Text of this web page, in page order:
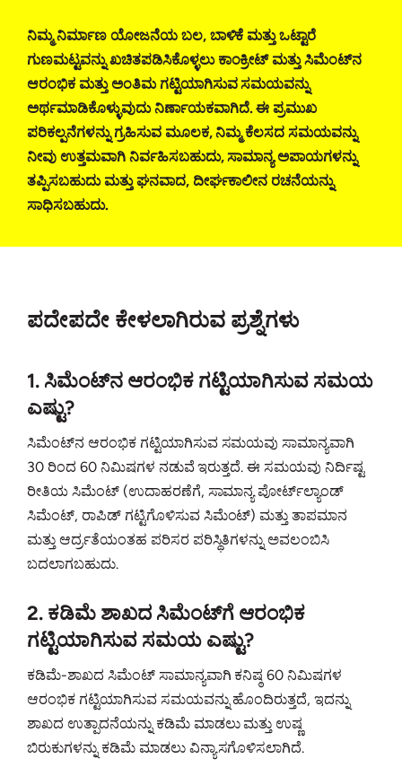
ನಿಮ್ಮ ನಿರ್ಮಾಣ ಯೋಜನೆಯ ಬಲ, ಬಾಳಿಕೆ ಮತ್ತು ಒಟ್ಟಾರೆ
ಗುಣಮಟ್ಟವನ್ನು ಖಚಿತಪಡಿಸಿಕೊಳ್ಳಲು ಕಾಂಕ್ರೀಟ್ ಮತ್ತು ಸಿಮೆಂಟ್‌ನ
ಆರಂಭಿಕ ಮತ್ತು ಅಂತಿಮ ಗಟ್ಟಿಯಾಗಿಸುವ ಸಮಯವನ್ನು
ಅರ್ಥಮಾಡಿಕೊಳ್ಳುವುದು ನಿರ್ಣಾಯಕವಾಗಿದೆ. ಈ ಪ್ರಮುಖ
ಪರಿಕಲ್ಪನೆಗಳನ್ನು ಗ್ರಹಿಸುವ ಮೂಲಕ, ನಿಮ್ಮ ಕೆಲಸದ ಸಮಯವನ್ನು
ನೀವು ಉತ್ತಮವಾಗಿ ನಿರ್ವಹಿಸಬಹುದು, ಸಾಮಾನ್ಯ ಅಪಾಯಗಳನ್ನು
ತಪ್ಪಿಸಬಹುದು ಮತ್ತು ಘನವಾದ, ದೀರ್ಘಕಾಲೀನ ರಚನೆಯನ್ನು
ಸಾಧಿಸಬಹುದು.
ಪದೇಪದೇ ಕೇಳಲಾಗಿರುವ ಪ್ರಶ್ನೆಗಳು
1. ಸಿಮೆಂಟ್‌ನ ಆರಂಭಿಕ ಗಟ್ಟಿಯಾಗಿಸುವ ಸಮಯ
ಎಷ್ಟು?
ಸಿಮೆಂಟ್‌ನ ಆರಂಭಿಕ ಗಟ್ಟಿಯಾಗಿಸುವ ಸಮಯವು ಸಾಮಾನ್ಯವಾಗಿ
30 ರಿಂದ 60 ನಿಮಿಷಗಳ ನಡುವೆ ಇರುತ್ತದೆ. ಈ ಸಮಯವು ನಿರ್ದಿಷ್ಟ
ರೀತಿಯ ಸಿಮೆಂಟ್ (ಉದಾಹರಣೆಗೆ, ಸಾಮಾನ್ಯ ಪೋರ್ಟ್‌ಲ್ಯಾಂಡ್
ಸಿಮೆಂಟ್, ರಾಪಿಡ್ ಗಟ್ಟಿಗೊಳಿಸುವ ಸಿಮೆಂಟ್) ಮತ್ತು ತಾಪಮಾನ
ಮತ್ತು ಆರ್ದ್ರತೆಯಂತಹ ಪರಿಸರ ಪರಿಸ್ಥಿತಿಗಳನ್ನು ಅವಲಂಬಿಸಿ
ಬದಲಾಗಬಹುದು.
2. ಕಡಿಮೆ ಶಾಖದ ಸಿಮೆಂಟ್‌ಗೆ ಆರಂಭಿಕ
ಗಟ್ಟಿಯಾಗಿಸುವ ಸಮಯ ಎಷ್ಟು?
ಕಡಿಮೆ-ಶಾಖದ ಸಿಮೆಂಟ್ ಸಾಮಾನ್ಯವಾಗಿ ಕನಿಷ್ಠ 60 ನಿಮಿಷಗಳ
ಆರಂಭಿಕ ಗಟ್ಟಿಯಾಗಿಸುವ ಸಮಯವನ್ನು ಹೊಂದಿರುತ್ತದೆ, ಇದನ್ನು
ಶಾಖದ ಉತ್ಪಾದನೆಯನ್ನು ಕಡಿಮೆ ಮಾಡಲು ಮತ್ತು ಉಷ್ಣ
ಬಿರುಕುಗಳನ್ನು ಕಡಿಮೆ ಮಾಡಲು ವಿನ್ಯಾಸಗೊಳಿಸಲಾಗಿದೆ.